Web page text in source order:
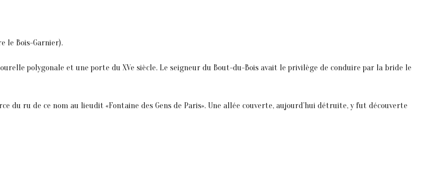
le Bois-Garnier).
polygonale et une porte du XVe siècle. Le seigneur du Bout-du-Bois avait le privilège de conduire par la bride le
du ru de ce nom au lieudit «Fontaine des Gens de Paris». Une allée couverte, aujourd’hui détruite, y fut découverte